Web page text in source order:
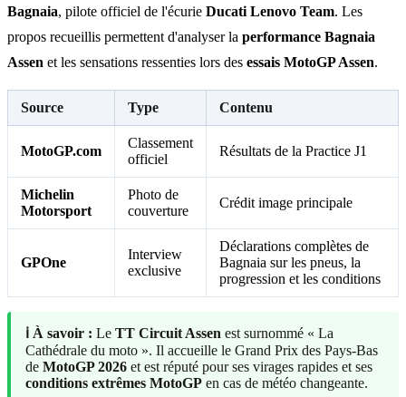
Bagnaia, pilote officiel de l'écurie Ducati Lenovo Team. Les
propos recueillis permettent d'analyser la performance Bagnaia
Assen et les sensations ressenties lors des essais MotoGP Assen.
Source Type Contenu
MotoGP.com
Classement
officiel
Résultats de la Practice J1
Michelin
Motorsport
Photo de
couverture
Crédit image principale
GPOne
Interview
exclusive
Déclarations complètes de
Bagnaia sur les pneus, la
progression et les conditions
ℹ️ À savoir : Le TT Circuit Assen est surnommé « La
Cathédrale du moto ». Il accueille le Grand Prix des Pays-Bas
de MotoGP 2026 et est réputé pour ses virages rapides et ses
conditions extrêmes MotoGP en cas de météo changeante.